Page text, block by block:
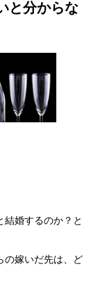
と分からな
結婚するのか？と
の嫁いだ先は、ど